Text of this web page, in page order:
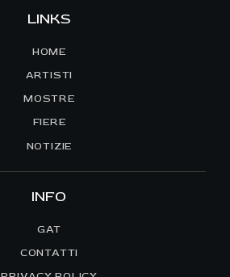
LINKS
HOME
ARTISTI
MOSTRE
FIERE
NOTIZIE
INFO
GAT
CONTATTI